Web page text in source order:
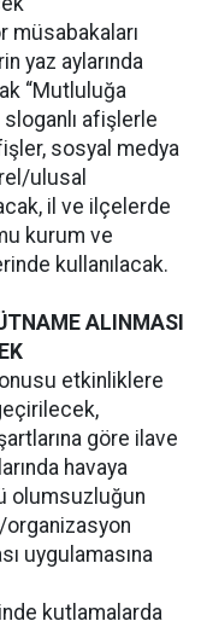
müsabakaları
yaz aylarında
“Mutluluğa
sloganlı afişlerle
sosyal medya
ulusal
il ve ilçelerde
kurum ve
kullanılacak.
ALINMASI
etkinliklere
göre ilave
havaya
olumsuzluğun
uygulamasına
kutlamalarda